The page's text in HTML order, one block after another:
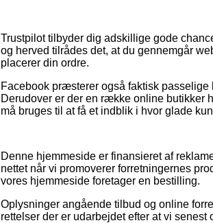
Trustpilot tilbyder dig adskillige gode
og herved tilrådes det, at du gennemgår
placerer din ordre.
Facebook præsterer også faktisk
Derudover er der en række online butikker
må bruges til at få et indblik i hvor glade
Denne hjemmeside er finansieret af
nettet når vi promoverer forretningernes
vores hjemmeside foretager en bestilling.
Oplysninger angående tilbud og online
rettelser der er udarbejdet efter at vi